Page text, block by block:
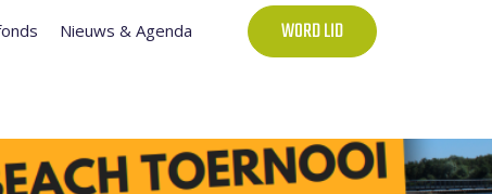
Nieuws & Agenda WORD LID